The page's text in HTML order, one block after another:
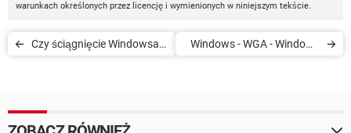
warunkach określonych przez licencję i wymienionych w niniejszym tekście.
Czy ściągnięcie Windowsa
Windows - WGA - Windows